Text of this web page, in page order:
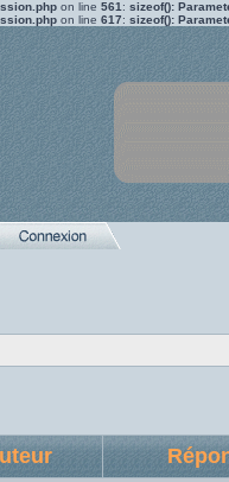
on line 561 : sizeof():
on line 617: sizeof():